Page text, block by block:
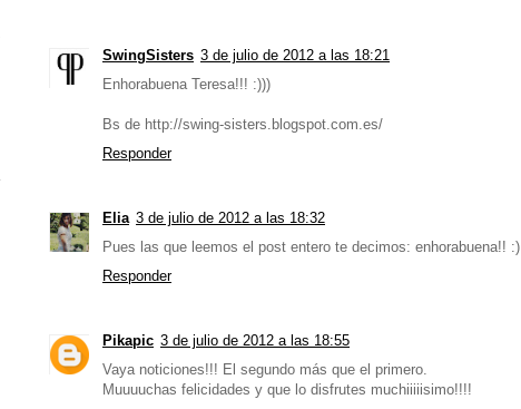
SwingSisters 3 de julio de 2012 a las 18:21
Enhorabuena Teresa!!! :)))
Bs de http://swing-sisters.blogspot.com.es/
Responder
Elia 3 de julio de 2012 a las 18:32
Pues las que leemos el post entero te decimos: enhorabuena!! :)
Responder
Pikapic 3 de julio de 2012 a las 18:55
Vaya noticiones!!! El segundo más que el primero.
Muuuuchas felicidades y que lo disfrutes muchiiiiisimo!!!!